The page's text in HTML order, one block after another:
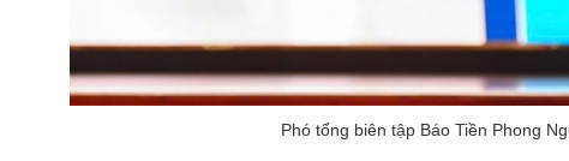
Phó tổng biên tập Báo Tiền Phong